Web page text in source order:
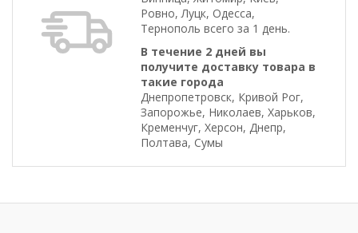
Ровно, Луцк, Одесса,
Тернополь всего за 1 день.
В течение 2 дней вы
получите доставку товара в
такие города
Днепропетровск, Кривой Рог,
Запорожье, Николаев, Харьков,
Кременчуг, Херсон, Днепр,
Полтава, Сумы